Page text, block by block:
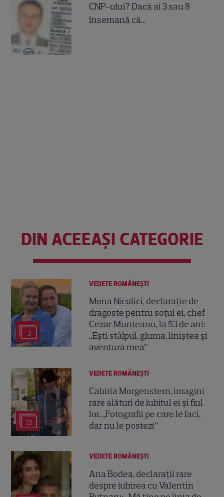
CNP-ului? Dacă ai 3 sau 8
însemană că...
DIN ACEEAȘI CATEGORIE
3
VEDETE ROMÂNEŞTI
Mona Nicolici, declarație de
dragoste pentru soțul ei, chef
Cezar Munteanu, la 53 de ani:
„Ești stâlpul, gluma, liniștea și
aventura mea”
12
VEDETE ROMÂNEŞTI
Cabiria Morgenstern, imagini
rare alături de iubitul ei și fiul
lor. „Fotografii pe care le faci,
dar nu le postezi”
VEDETE ROMÂNEŞTI
Ana Bodea, declarații rare
despre iubirea cu Valentin